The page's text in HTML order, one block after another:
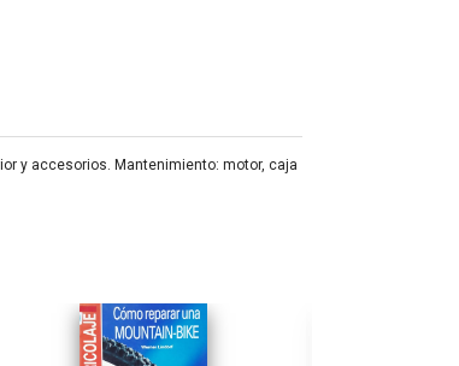
y accesorios. Mantenimiento: motor, caja